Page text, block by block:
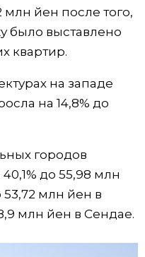
млн йен после того,
было выставлено
квартир.
на западе
на 14,8% до
городов
до 55,98 млн
53,72 млн йен в
млн йен в Сендае.